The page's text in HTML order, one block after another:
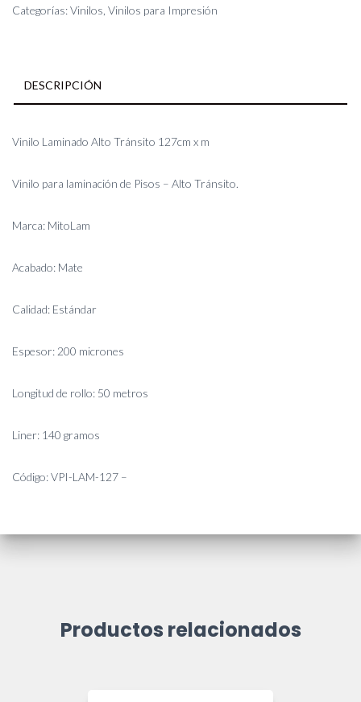
127cm
Categorías:Vinilos Vinilos para Impresión
DESCRIPCIÓN
Vinilo Laminado Alto Tránsito 127cm x m
Vinilo para laminación de Pisos – Alto Tránsito.
Marca: MitoLam
Acabado: Mate
Calidad: Estándar
Espesor: 200 micrones
Longitud de rollo: 50 metros
Liner: 140 gramos
Código: VPI-LAM-127 –
Productos relacionados